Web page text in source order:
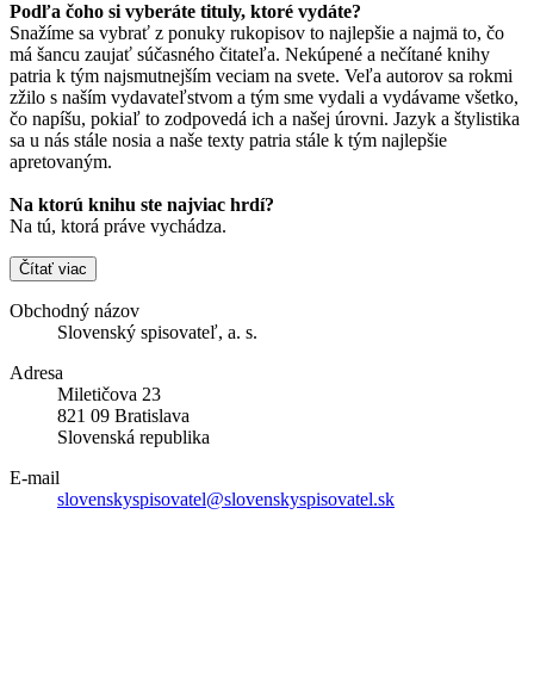
Podľa čoho si vyberáte tituly, ktoré vydáte?
Snažíme sa vybrať z ponuky rukopisov to najlepšie a najmä to, čo
má šancu zaujať súčasného čitateľa. Nekúpené a nečítané knihy
patria k tým najsmutnejším veciam na svete. Veľa autorov sa rokmi
zžilo s naším vydavateľstvom a tým sme vydali a vydávame všetko,
čo napíšu, pokiaľ to zodpovedá ich a našej úrovni. Jazyk a štylistika
sa u nás stále nosia a naše texty patria stále k tým najlepšie
apretovaným.
Na ktorú knihu ste najviac hrdí?
Na tú, ktorá práve vychádza.
Čítať viac
Obchodný názov
Slovenský spisovateľ, a. s.
Adresa
Miletičova 23
821 09 Bratislava
Slovenská republika
E-mail
slovenskyspisovatel@slovenskyspisovatel.sk